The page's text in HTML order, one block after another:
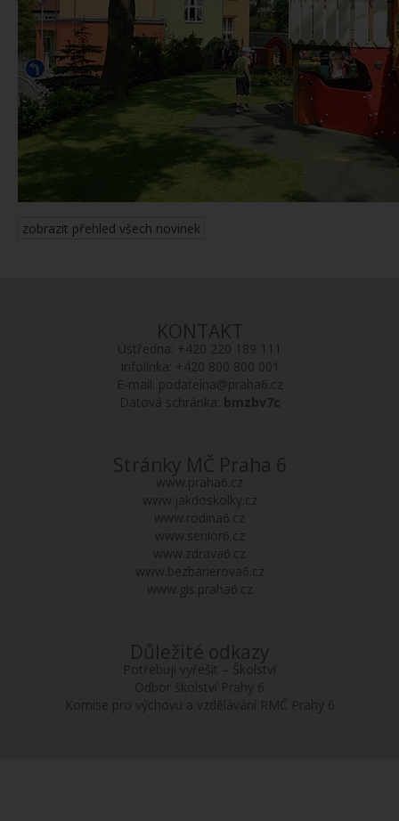
zobrazit přehled všech novinek
KONTAKT
Ústředna: +420 220 189 111
Infolinka: +420 800 800 001
E-mail: podatelna@praha6.cz
Datová schránka: bmzbv7c
Stránky MČ Praha 6
www.praha6.cz
www.jakdoskolky.cz
www.rodina6.cz
www.senior6.cz
www.zdrava6.cz
www.bezbarierova6.cz
www.gis.praha6.cz
Důležité odkazy
Potřebuji vyřešit – Školství
Odbor školství Prahy 6
Komise pro výchovu a vzdělávání RMČ Prahy 6